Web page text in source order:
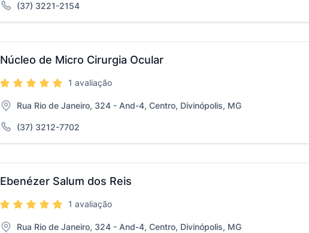
(37) 3221-2154
Núcleo de Micro Cirurgia Ocular
1 avaliação
Rua Rio de Janeiro, 324 - And-4, Centro, Divinópolis, MG
(37) 3212-7702
Ebenézer Salum dos Reis
1 avaliação
Rua Rio de Janeiro, 324 - And-4, Centro, Divinópolis, MG